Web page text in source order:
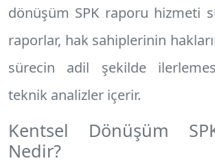
dönüşüm SPK raporu hizmeti
raporlar, hak sahiplerinin
sürecin adil şekilde
teknik analizler içerir.
Kentsel Dönüşüm
Nedir?